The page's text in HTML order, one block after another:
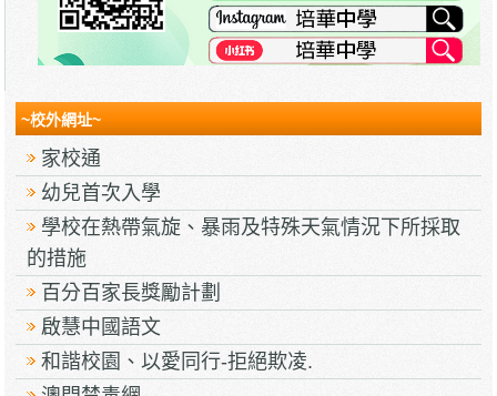
~校外網址~
家校通
幼兒首次入學
學校在熱帶氣旋、暴雨及特殊天氣情況下所採取
的措施
百分百家長獎勵計劃
啟慧中國語文
和諧校園、以愛同行-拒絕欺凌.